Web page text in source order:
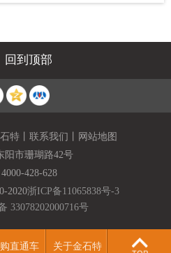
回到顶部
特 联系我们
网站地图
阳市珊瑚路42号
4000-428-628
2020浙ICP备11065838号-3
33078202000716号
直通车 关于金石特